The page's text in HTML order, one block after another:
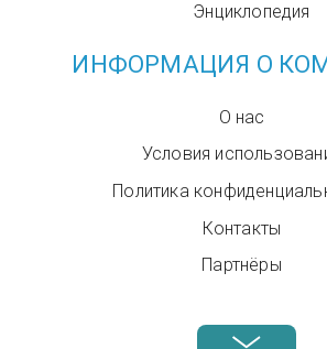
Энциклопедия
ИНФОРМАЦИЯ О
О нас
Условия
Политика
Контакты
Партнёры